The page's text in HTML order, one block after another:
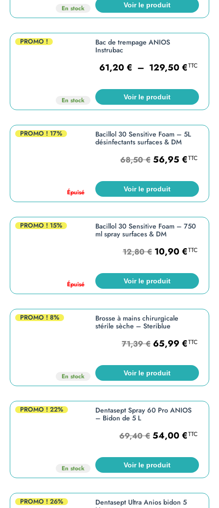
En stock Voir le produit
PROMO !
En stock
Bac de trempage ANIOS
Instrubac
61,20€ – 129,50€TTC
Voir le produit
PROMO !17%
Épuisé
Bacillol 30 Sensitive Foam – 5L
désinfectants surfaces & DM
68,50€ 56,95 €TTC
Voir le produit
PROMO !15%
Épuisé
Bacillol 30 Sensitive Foam – 750
ml spray surfaces & DM
12,80€ 10,90€TTC
Voir le produit
PROMO !8%
En stock
Brosse à mains chirurgicale
stérile sèche – Steriblue
71,39€ 65,99€TTC
Voir le produit
PROMO !22%
En stock
Dentasept Spray 60 Pro ANIOS
– Bidon de 5 L
69,40€ 54,00€TTC
Voir le produit
PROMO !26%
Dentasept Ultra Anios bidon 5